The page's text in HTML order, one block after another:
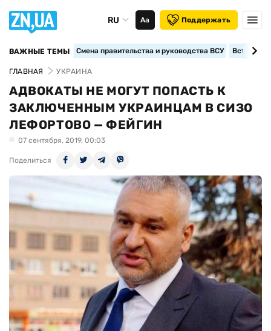
RU Аа Поддержать
ВАЖНЫЕ ТЕМЫ Смена правительства и руководства ВСУ
ГЛАВНАЯ УКРАИНА
АДВОКАТЫ НЕ МОГУТ ПОПАСТЬ К
ЗАКЛЮЧЕННЫМ УКРАИНЦАМ В СИЗО
ЛЕФОРТОВО — ФЕЙГИН
07 сентября, 2019, 00:03
Поделиться